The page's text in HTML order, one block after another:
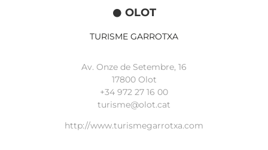
OLOT
TURISME GARROTXA
Av. Onze de Setembre, 16
17800 Olot
+34 972 27 16 00
turisme@olot.cat
http://www.turismegarrotxa.com